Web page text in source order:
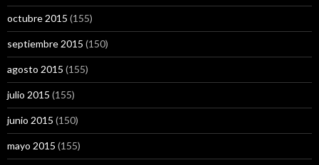
octubre 2015 (155)
septiembre 2015 (150)
agosto 2015 (155)
julio 2015 (155)
junio 2015 (150)
mayo 2015 (155)